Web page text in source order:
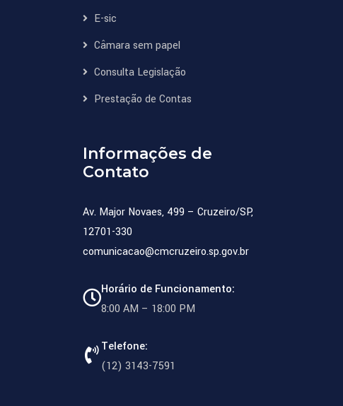
E-sic
Câmara sem papel
Consulta Legislação
Prestação de Contas
Informações de
Contato
Av. Major Novaes, 499 – Cruzeiro/SP,
12701-330
comunicacao@cmcruzeiro.sp.gov.br
Horário de Funcionamento:
8:00 AM – 18:00 PM
Telefone:
(12) 3143-7591